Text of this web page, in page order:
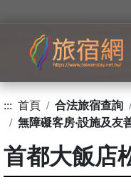
::: 首頁 合法旅宿查詢
無障礙客房‧設施及友
首都大飯店